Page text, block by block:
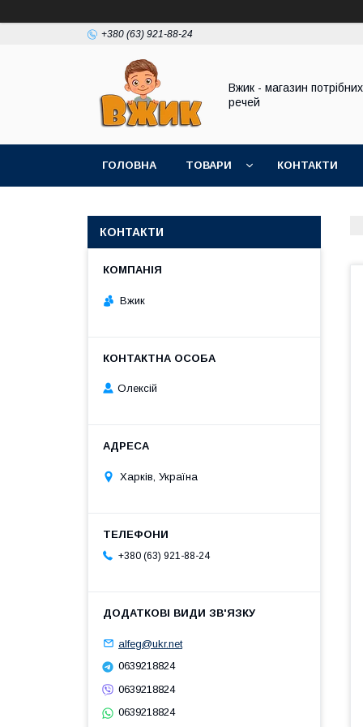
+380 (63) 921-88-24
Вжик - магазин потрiбних
речей
ГОЛОВНА ТОВАРИ КОНТАКТИ
КОНТАКТИ
Вжик
Олексій
Харків, Україна
+380 (63) 921-88-24
alfeg@ukr.net
0639218824
0639218824
0639218824